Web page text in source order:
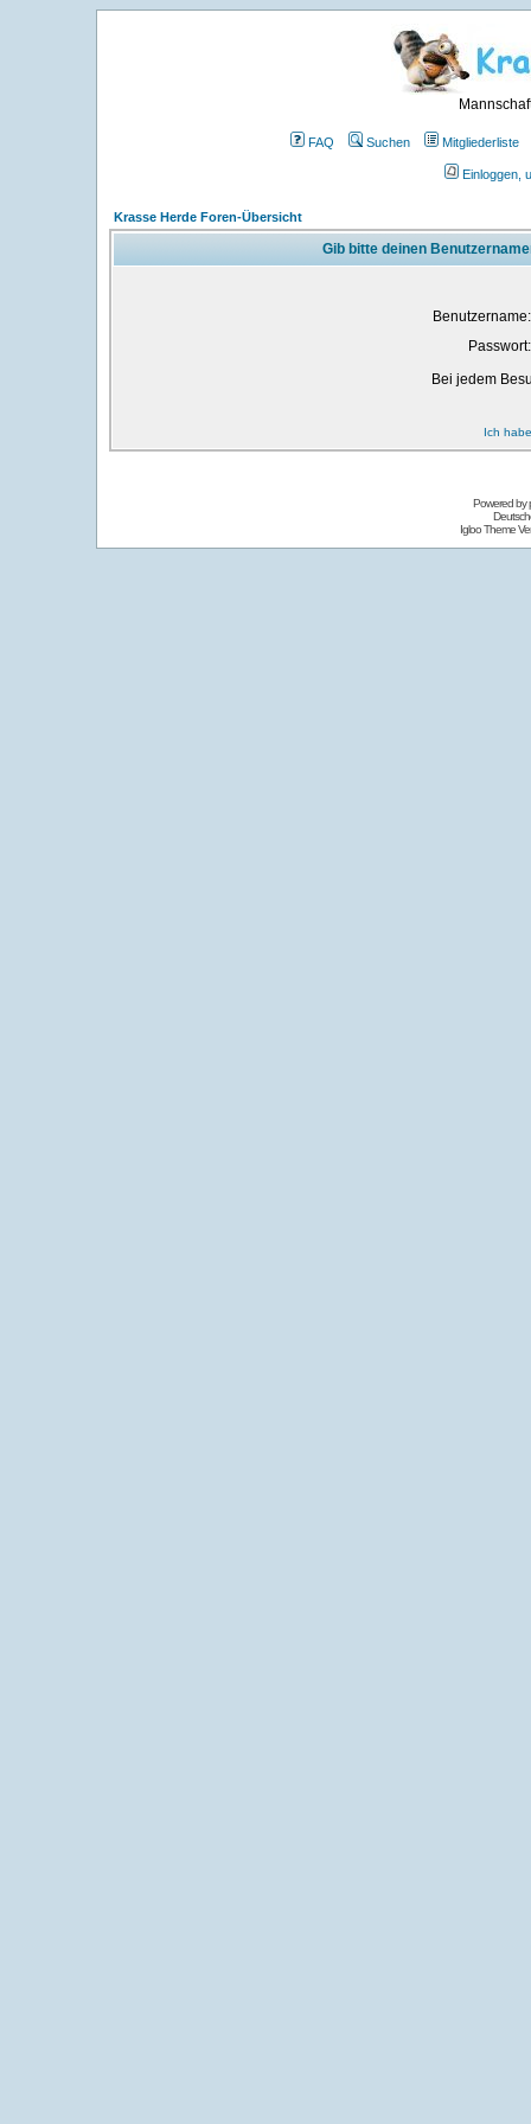
FAQ Suchen Mitgliederliste
Einloggen,
Krasse Herde Foren-Übersicht
Gib bitte deinen
Benutzername:
Passwort:
Bei jedem
Ich
Powered by
Igloo Theme